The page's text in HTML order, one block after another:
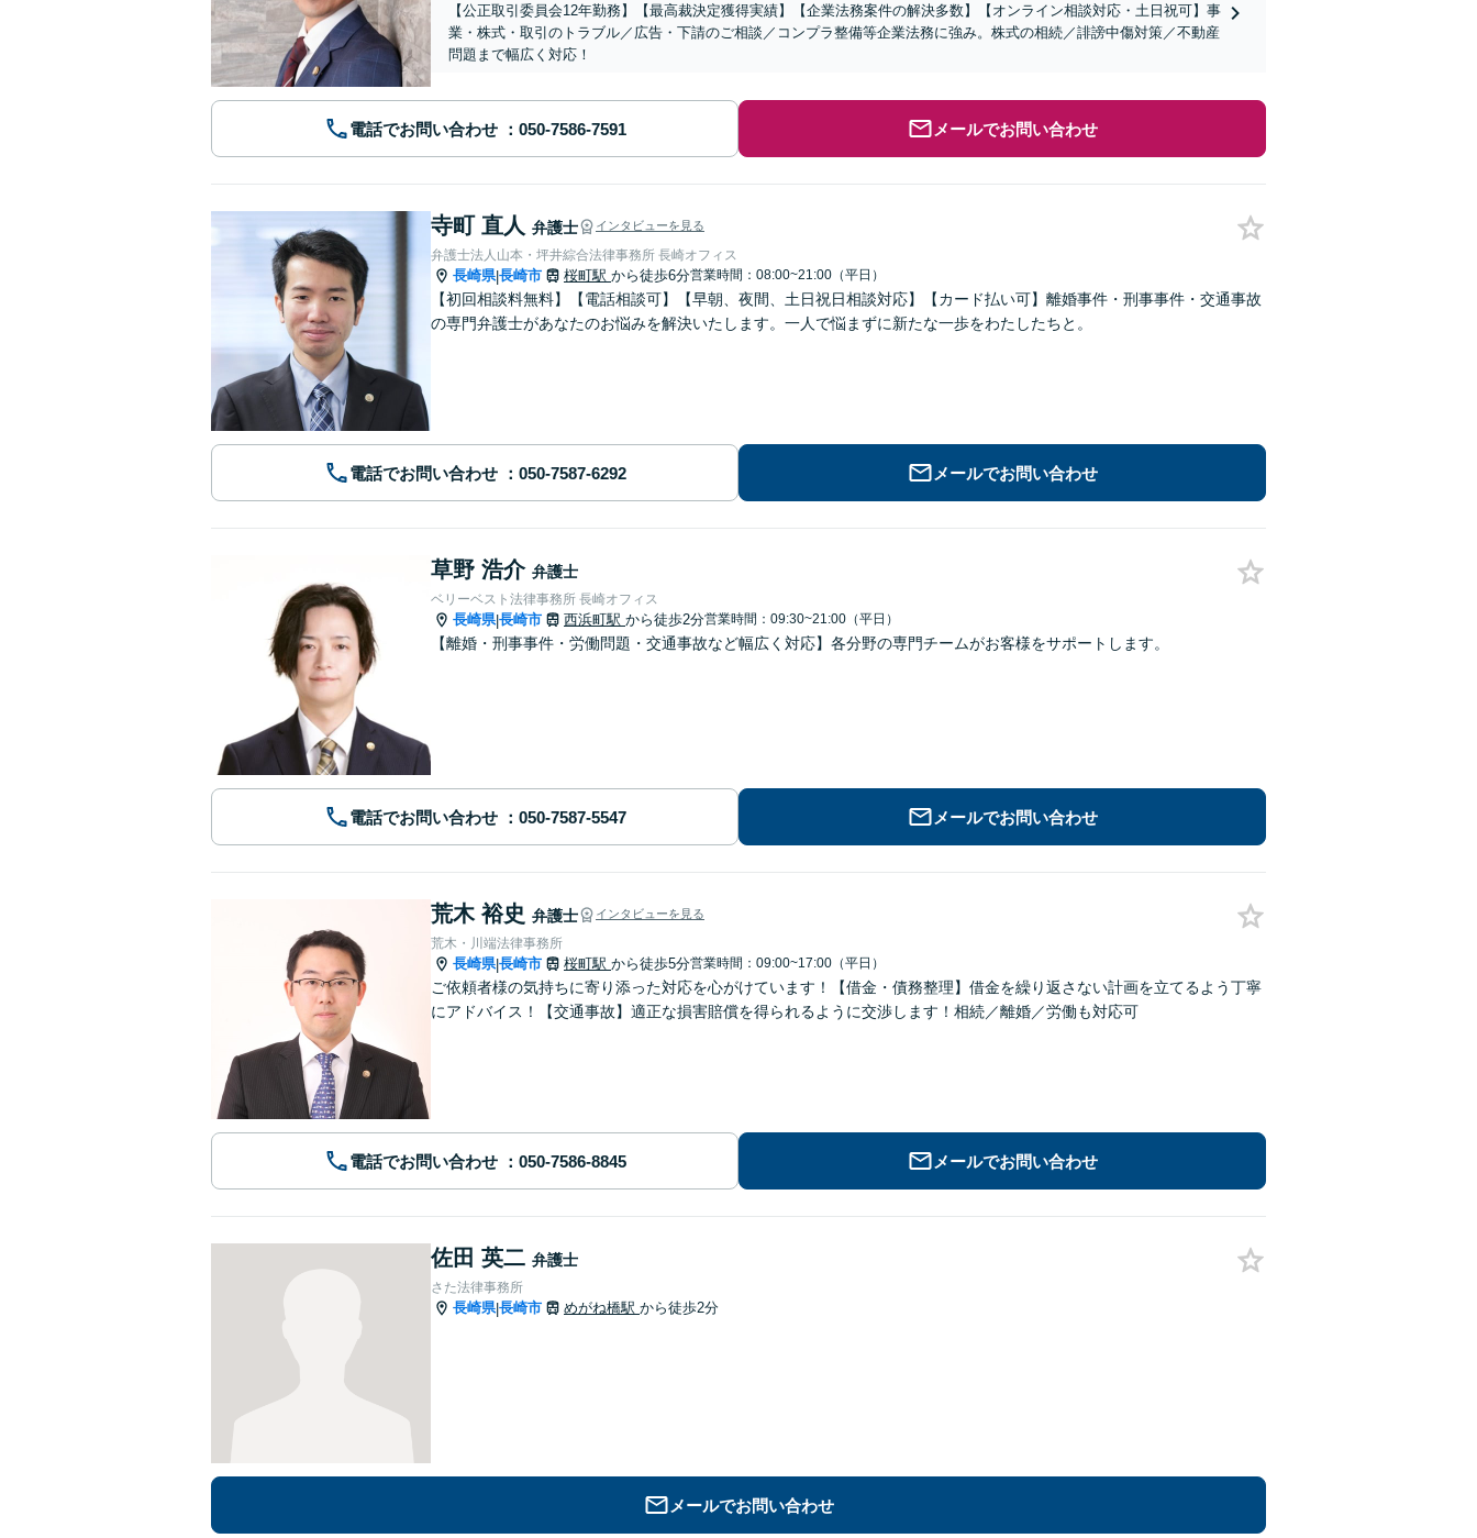
【公正取引委員会12年勤務】【最高裁決定獲得実績】【企業法務案件の解決多数】【オンライン相談対応・土日祝可】事
業・株式・取引のトラブル／広告・下請のご相談／コンプラ整備等企業法務に強み。株式の相続／誹謗中傷対策／不動産
問題まで幅広く対応！
電話でお問い合わせ メールでお問い合わせ
寺町 直人 弁護士 インタビューを見る
弁護士法人山本・坪井綜合法律事務所 長崎オフィス
長崎県|長崎市 桜町駅 から徒歩6分営業時間：08:00~21:00（平日）
【初回相談料無料】【電話相談可】【早朝、夜間、土日祝日相談対応】【カード払い可】離婚事件・刑事事件・交通事故
の専門弁護士があなたのお悩みを解決いたします。一人で悩まずに新たな一歩をわたしたちと。
電話でお問い合わせ メールでお問い合わせ
草野 浩介 弁護士
ベリーベスト法律事務所 長崎オフィス
長崎県|長崎市 西浜町駅 から徒歩2分営業時間：09:30~21:00（平日）
【離婚・刑事事件・労働問題・交通事故など幅広く対応】各分野の専門チームがお客様をサポートします。
電話でお問い合わせ メールでお問い合わせ
荒木 裕史 弁護士 インタビューを見る
荒木・川端法律事務所
長崎県|長崎市 桜町駅 から徒歩5分営業時間：09:00~17:00（平日）
ご依頼者様の気持ちに寄り添った対応を心がけています！【借金・債務整理】借金を繰り返さない計画を立てるよう丁寧
にアドバイス！【交通事故】適正な損害賠償を得られるように交渉します！相続／離婚／労働も対応可
電話でお問い合わせ メールでお問い合わせ
佐田 英二 弁護士
さた法律事務所
長崎県|長崎市 めがね橋駅 から徒歩2分
メールでお問い合わせ